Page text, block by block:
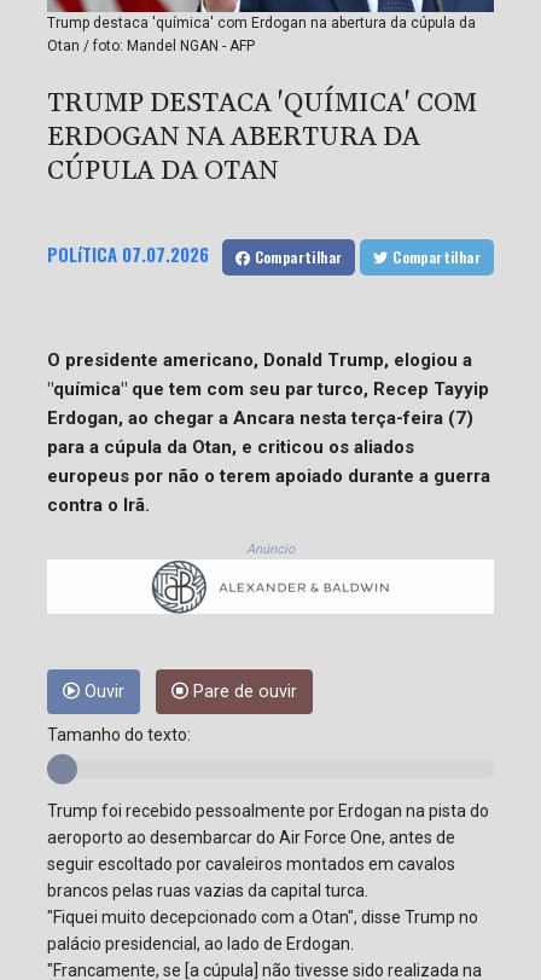
Trump destaca 'química' com Erdogan na abertura da cúpula da
Otan / foto: Mandel NGAN - AFP
TRUMP DESTACA 'QUÍMICA' COM
ERDOGAN NA ABERTURA DA
CÚPULA DA OTAN
POLíTICA 07.07.2026 Compartilhar Compartilhar
O presidente americano, Donald Trump, elogiou a
"química" que tem com seu par turco, Recep Tayyip
Erdogan, ao chegar a Ancara nesta terça-feira (7)
para a cúpula da Otan, e criticou os aliados
europeus por não o terem apoiado durante a guerra
contra o Irã.
Anúncio
Ouvir Pare de ouvir
Tamanho do texto:
Trump foi recebido pessoalmente por Erdogan na pista do
aeroporto ao desembarcar do Air Force One, antes de
seguir escoltado por cavaleiros montados em cavalos
brancos pelas ruas vazias da capital turca.
"Fiquei muito decepcionado com a Otan", disse Trump no
palácio presidencial, ao lado de Erdogan.
"Francamente, se [a cúpula] não tivesse sido realizada na